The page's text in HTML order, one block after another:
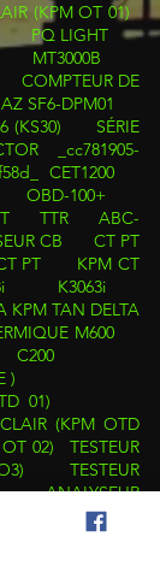
(KPM OT 01)
PQ LIGHT
MT3000B
COMPTEUR DE
SF6-DPM01
(KS30)
SÉRIE
_cc781905-
CET1200
OBD-100+
TTR
ABC-
CB
CT PT
PT
KPM CT
K3063i
KPM TAN DELTA
M600
C200
)
01)
(KPM OTD
02)
TESTEUR
TESTEUR
ANALYSEUR
DE CHARGE
DE